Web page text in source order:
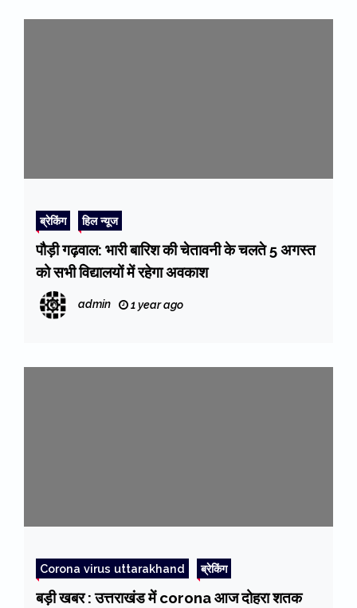
ब्रेकिंग हिल न्यूज
पौड़ी गढ़वाल: भारी बारिश की चेतावनी के चलते 5 अगस्त
को सभी विद्यालयों में रहेगा अवकाश
admin 1 year ago
Corona virus uttarakhand ब्रेकिंग
बड़ी खबर : उत्तराखंड में corona आज दोहरा शतक